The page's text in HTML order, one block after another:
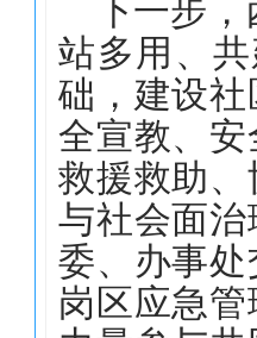
下一步，
站多用、
础，建设
全宣教、
救援救助
与社会面
委、办事
岗区应急